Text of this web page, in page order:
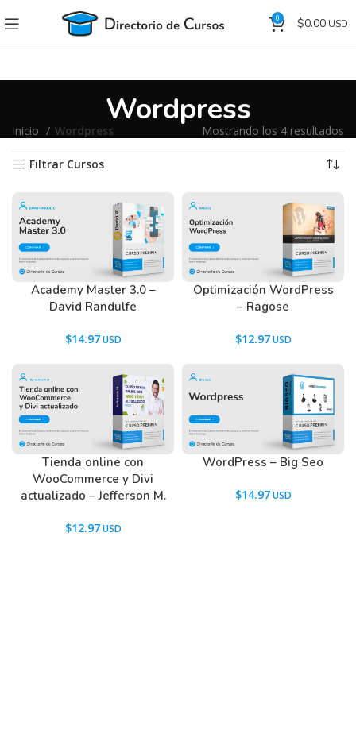
0 $0.00
Wordpress
Inicio Wordpress Mostrando los 4 resultados
Filtrar Cursos
Academy Master 3.0 –
David Randulfe
$14.97
Optimización WordPress
– Ragose
$12.97
Tienda online con
WooCommerce y Divi
actualizado – Jefferson M.
$12.97
WordPress – Big Seo
$14.97